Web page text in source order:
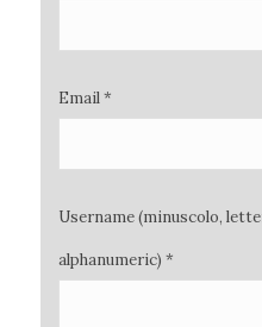
Email *
Username (minuscolo,
alphanumeric) *